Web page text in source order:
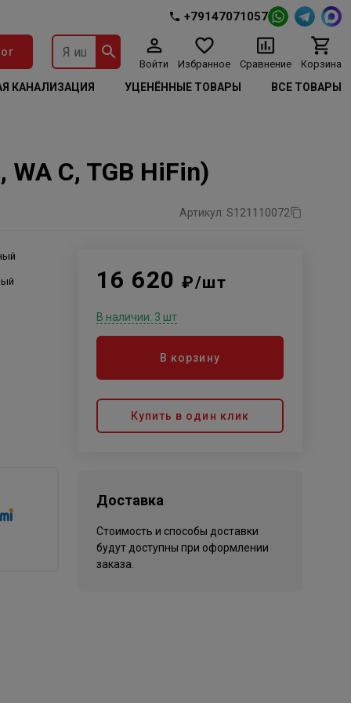
+79147071057
Войти Избранное Сравнение Корзина
КАНАЛИЗАЦИЯ УЦЕНЁННЫЕ ТОВАРЫ ВСЕ ТОВАРЫ
C, TGB HiFin)
Артикул: S121110072
16 620₽/шт
В наличии: 3 шт
В корзину
Купить в один клик
Доставка
Стоимость и способы доставки
будут доступны при оформлении
заказа.